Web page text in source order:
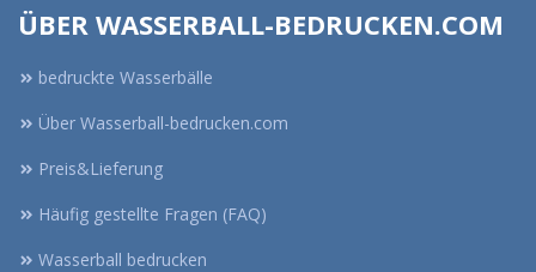
ÜBER WASSERBALL-BEDRUCKEN.COM
bedruckte Wasserbälle
Über Wasserball-bedrucken.com
Preis&Lieferung
Häufig gestellte Fragen (FAQ)
Wasserball bedrucken